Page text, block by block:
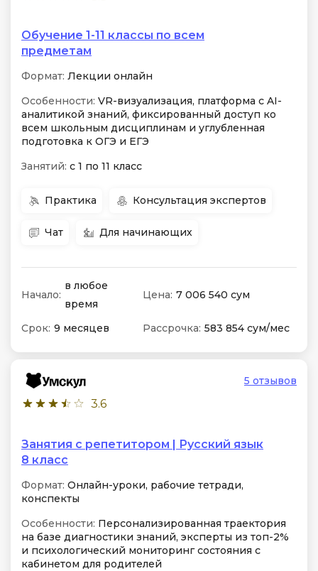
Обучение 1-11 классы по всем
предметам
Формат: Лекции онлайн
Особенности: VR-визуализация, платформа с AI-
аналитикой знаний, фиксированный доступ ко
всем школьным дисциплинам и углубленная
подготовка к ОГЭ и ЕГЭ
Занятий: с 1 по 11 класс
Практика Консультация экспертов
Чат Для начинающих
Начало:
в любое
время
Цена: 7 006 540 сум
Срок: 9 месяцев Рассрочка: 583 854 сум/мес
3.6
5 отзывов
Занятия с репетитором | Русский язык
8 класс
Формат: Онлайн-уроки, рабочие тетради,
конспекты
Особенности: Персонализированная траектория
на базе диагностики знаний, эксперты из топ-2%
и психологический мониторинг состояния с
кабинетом для родителей